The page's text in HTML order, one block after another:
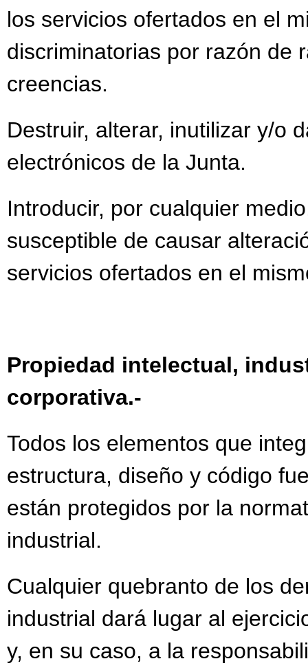
los servicios ofertados en el
discriminatorias por razón de
creencias.
Destruir, alterar, inutilizar y/o
electrónicos de la Junta.
Introducir, por cualquier
susceptible de causar
servicios ofertados en el
Propiedad intelectual,
corporativa.-
Todos los elementos que
estructura, diseño y código
están protegidos por la
industrial.
Cualquier quebranto de los
industrial dará lugar al
y, en su caso, a la